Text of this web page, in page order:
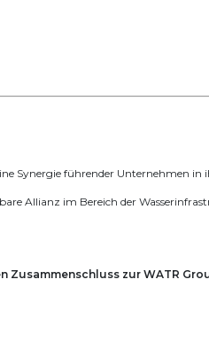
Synergie führender Unternehmen in
Allianz im Bereich der
Zusammenschluss zur WATR